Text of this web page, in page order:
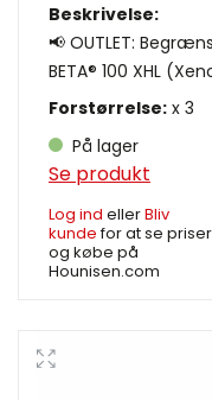
Beskrivelse:
📢 OUTLET:
BETA® 100 XHL
Forstørrelse: x 3
På lager
Se produkt
Log ind ellerBliv
kundefor at se priser
og købe på
Hounisen.com